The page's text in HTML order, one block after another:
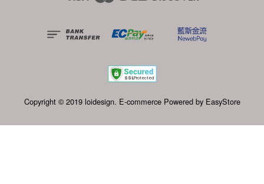
Copyright © 2019 loidesign. E-commerce Powered by EasyStore